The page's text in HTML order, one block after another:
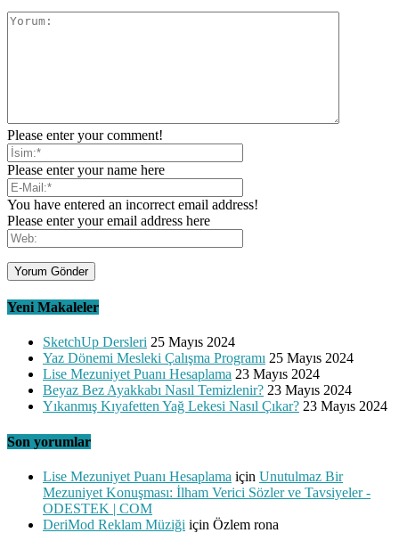
Please enter your comment!
Please enter your name here
You have entered an incorrect email address!
Please enter your email address here
Yeni Makaleler
SketchUp Dersleri 25 Mayıs 2024
Yaz Dönemi Mesleki Çalışma Programı 25 Mayıs 2024
Lise Mezuniyet Puanı Hesaplama 23 Mayıs 2024
Beyaz Bez Ayakkabı Nasıl Temizlenir? 23 Mayıs 2024
Yıkanmış Kıyafetten Yağ Lekesi Nasıl Çıkar? 23 Mayıs 2024
Son yorumlar
Lise Mezuniyet Puanı Hesaplama için Unutulmaz Bir
Mezuniyet Konuşması: İlham Verici Sözler ve Tavsiyeler -
ODESTEK | COM
DeriMod Reklam Müziği için Özlem rona